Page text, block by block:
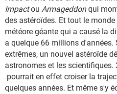
Impactou Armageddonqui
des astéroïdes. Et tout le
météore géante qui a causé la
a quelque 66 millions d'années.
extrêmes, un nouvel astéroïde
astronomes et les
pourrait en effet croiser la
quelques années. Et même s'y